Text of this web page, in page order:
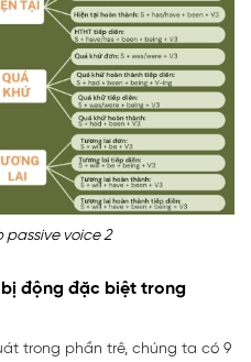
passive voice 2
bị động đặc biệt trong
trong phần trê, chúng ta có 9